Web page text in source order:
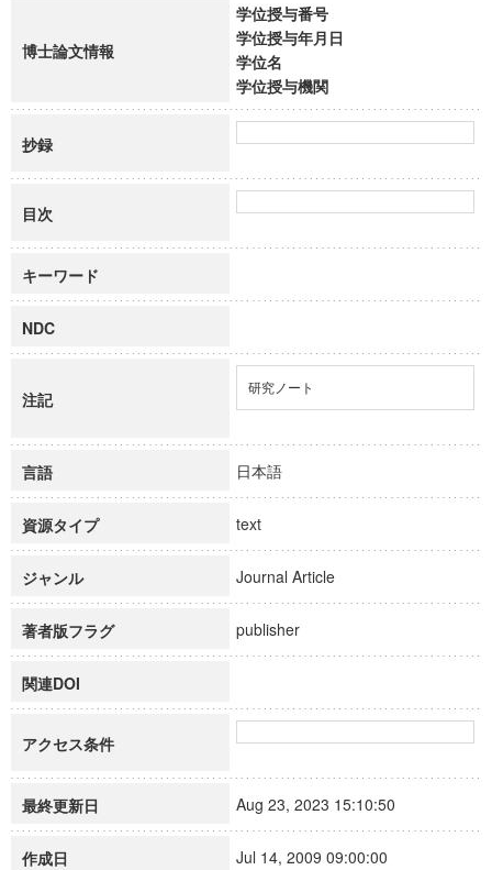
博士論文情報
学位授与番号
学位授与年月日
学位名
学位授与機関
抄録
目次
キーワード
NDC
注記
研究ノート
言語 日本語
資源タイプ text
ジャンル Journal Article
著者版フラグ publisher
関連DOI
アクセス条件
最終更新日 Aug 23, 2023 15:10:50
作成日 Jul 14, 2009 09:00:00